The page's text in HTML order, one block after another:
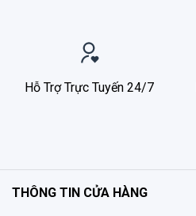
Hỗ Trợ Trực Tuyến 24/7
THÔNG TIN CỬA HÀNG